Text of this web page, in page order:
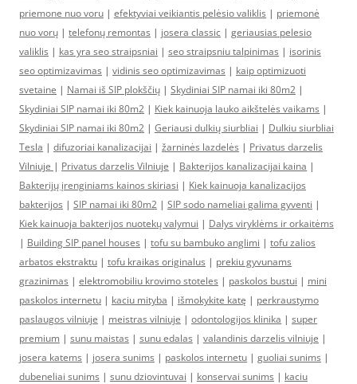
priemone nuo voru | efektyviai veikiantis pelėsio valiklis | priemonė
nuo vorų | telefonų remontas | josera classic | geriausias pelesio
valiklis | kas yra seo straipsniai | seo straipsniu talpinimas | isorinis
seo optimizavimas | vidinis seo optimizavimas | kaip optimizuoti
svetaine | Namai iš SIP plokščių | Skydiniai SIP namai iki 80m2 |
Skydiniai SIP namai iki 80m2 | Kiek kainuoja lauko aikštelės vaikams |
Skydiniai SIP namai iki 80m2 | Geriausi dulkių siurbliai | Dulkiu siurbliai
Tesla | difuzoriai kanalizacijai | žarninės lazdelės | Privatus darzelis
Vilniuje | Privatus darzelis Vilniuje | Bakterijos kanalizacijai kaina |
Bakterijų įrenginiams kainos skiriasi | Kiek kainuoja kanalizacijos
bakterijos | SIP namai iki 80m2 | SIP sodo nameliai galima gyventi |
Kiek kainuoja bakterijos nuotekų valymui | Dalys viryklėms ir orkaitėms
| Building SIP panel houses | tofu su bambuko anglimi | tofu zalios
arbatos ekstraktu | tofu kraikas originalus | prekiu gyvunams
grazinimas | elektromobiliu krovimo stoteles | paskolos bustui | mini
paskolos internetu | kaciu mityba | išmokykite katę | perkraustymo
paslaugos vilniuje | meistras vilniuje | odontologijos klinika | super
premium | sunu maistas | sunu edalas | valandinis darzelis vilniuje |
josera katems | josera sunims | paskolos internetu | guoliai sunims |
dubeneliai sunims | sunu dziovintuvai | konservai sunims | kaciu